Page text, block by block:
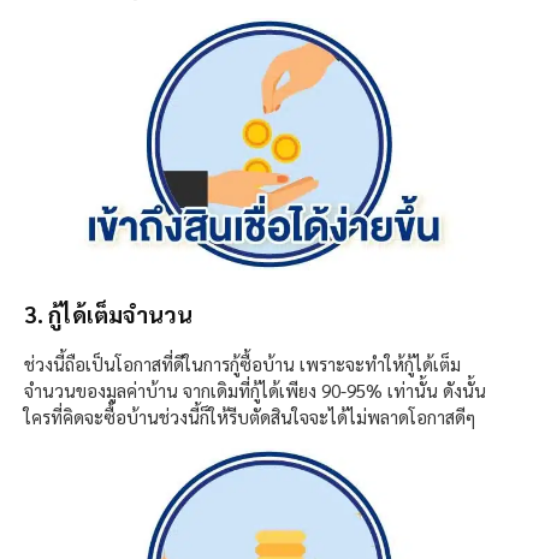
3. กู้ได้เต็มจำนวน
ช่วงนี้ถือเป็นโอกาสที่ดีในการกู้ซื้อบ้าน เพราะจะทำให้กู้ได้เต็ม
จำนวนของมูลค่าบ้าน จากเดิมที่กู้ได้เพียง 90-95% เท่านั้น ดังนั้น
ใครที่คิดจะซื้อบ้านช่วงนี้ก็ให้รีบตัดสินใจจะได้ไม่พลาดโอกาสดีๆ